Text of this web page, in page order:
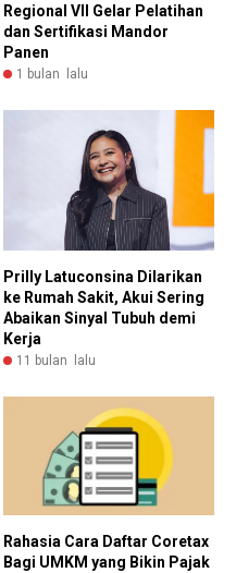
Regional VII Gelar Pelatihan
dan Sertifikasi Mandor
Panen
1 bulan lalu
Prilly Latuconsina Dilarikan
ke Rumah Sakit, Akui Sering
Abaikan Sinyal Tubuh demi
Kerja
11 bulan lalu
Rahasia Cara Daftar Coretax
Bagi UMKM yang Bikin Pajak